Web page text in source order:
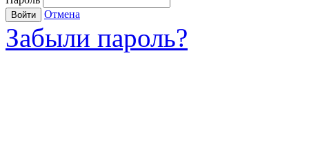
Войти Отмена
Забыли пароль?